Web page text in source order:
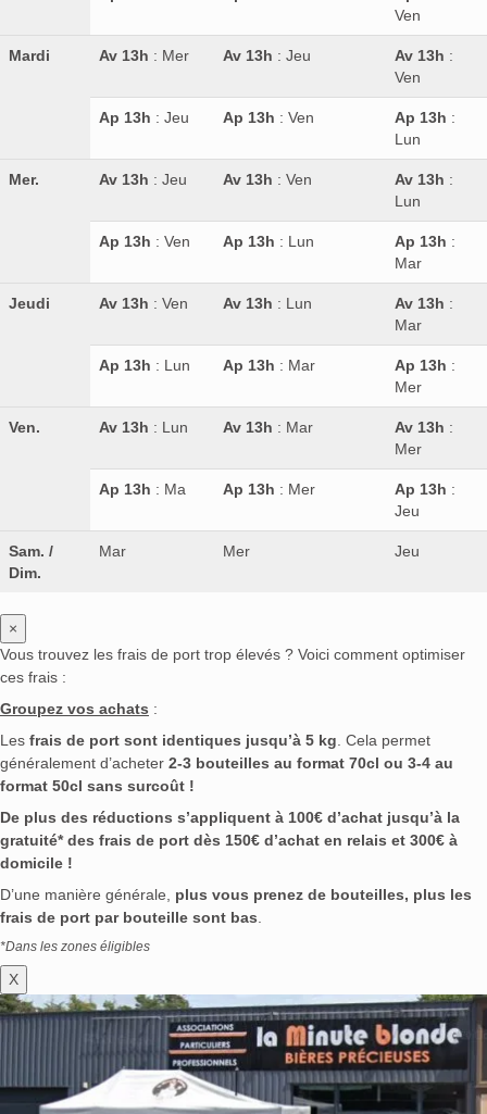
Ven
Mardi Av 13h : Mer Av 13h : Jeu Av 13h :
Ven
Ap 13h : Jeu Ap 13h : Ven Ap 13h :
Lun
Mer. Av 13h : Jeu Av 13h : Ven Av 13h :
Lun
Ap 13h : Ven Ap 13h : Lun Ap 13h :
Mar
Jeudi Av 13h : Ven Av 13h : Lun Av 13h :
Mar
Ap 13h : Lun Ap 13h : Mar Ap 13h :
Mer
Ven. Av 13h : Lun Av 13h : Mar Av 13h :
Mer
Ap 13h : Ma Ap 13h : Mer Ap 13h :
Jeu
Sam. /
Dim.
Mar Mer Jeu
×
Vous trouvez les frais de port trop élevés ? Voici comment optimiser
ces frais :
Groupez vos achats :
Les frais de port sont identiques jusqu’à 5 kg . Cela permet
généralement d’acheter 2-3 bouteilles au format 70cl ou 3-4 au
format 50cl sans surcoût !
De plus des réductions s’appliquent à 100€ d’achat jusqu’à la
gratuité* des frais de port dès 150€ d’achat en relais et 300€ à
domicile !
D’une manière générale, plus vous prenez de bouteilles, plus les
frais de port par bouteille sont bas
*Dans les zones éligibles
X